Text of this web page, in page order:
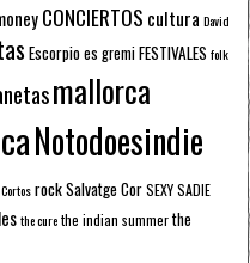
CONCIERTOS cultura David
Escorpioes gremiFESTIVALES folk
mallorca
Notodoesindie
rockSalvatge CorSEXY SADIE
the curethe indian summerthe